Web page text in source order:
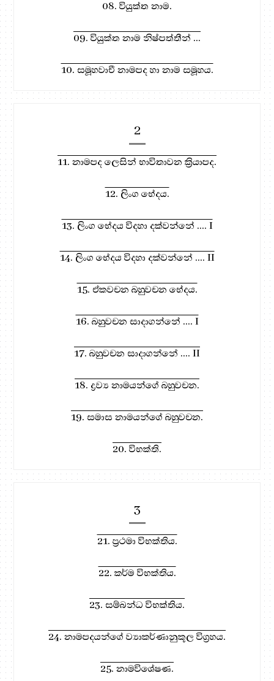
08. වියුක්ත නාම.
09. වියුක්ත නාම නිෂ්පත්තීන් ...
10. සමූහවාචී නාමපද හා නාම සමූහය.
2
11. නාමපද ලෙසින් භාවිතාවන ක්‍රියාපද.
12. ලිංග භේදය.
13. ලිංග භේදය විදහා දක්වන්නේ .... I
14. ලිංග භේදය විදහා දක්වන්නේ .... II
15. ඒකවචන බහුවචන භේදය.
16. බහුවචන සාදාගන්නේ .... I
17. බහුවචන සාදාගන්නේ .... II
18. ද්‍රව්‍ය නාමයන්ගේ බහුවචන.
19. සමාස නාමයන්ගේ බහුවචන.
20. විභක්ති.
3
21. ප්‍රථමා විභක්තිය.
22. කර්ම විභක්තිය.
23. සම්බන්ධ විභක්තිය.
24. නාමපදයන්ගේ ව්‍යාකර්ණානුකූල විග්‍රහය.
25. නාමවිශේෂණ.